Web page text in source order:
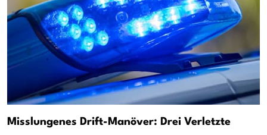
Misslungenes Drift-Manöver: Drei Verletzte